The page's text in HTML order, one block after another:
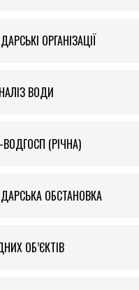
ОРГАНІЗАЦІЇ
ВОДИ
(РІЧНА)
ОБСТАНОВКА
ОБ’ЄКТІВ